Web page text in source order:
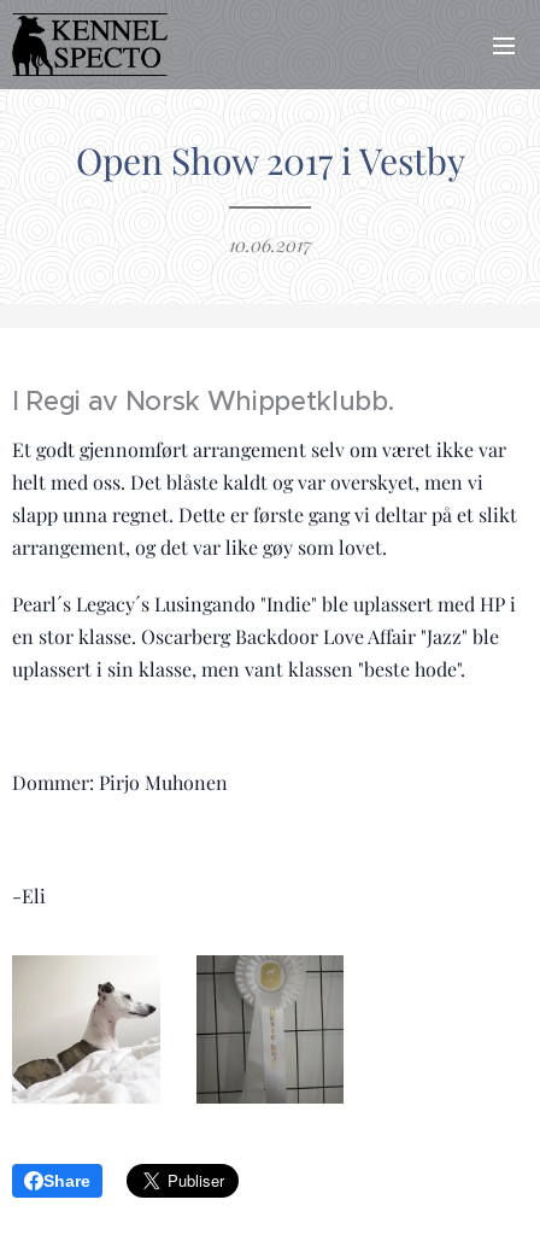
Open Show 2017 i Vestby
10.06.2017
I Regi av Norsk Whippetklubb.
Et godt gjennomført arrangement selv om været ikke var
helt med oss. Det blåste kaldt og var overskyet, men vi
slapp unna regnet. Dette er første gang vi deltar på et slikt
arrangement, og det var like gøy som lovet.
Pearl´s Legacy´s Lusingando "Indie" ble uplassert med HP i
en stor klasse. Oscarberg Backdoor Love Affair "Jazz" ble
uplassert i sin klasse, men vant klassen "beste hode".
Dommer: Pirjo Muhonen
-Eli
Share